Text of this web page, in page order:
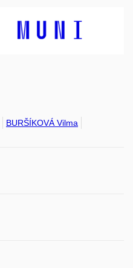
BURŠÍKOVÁ Vilma